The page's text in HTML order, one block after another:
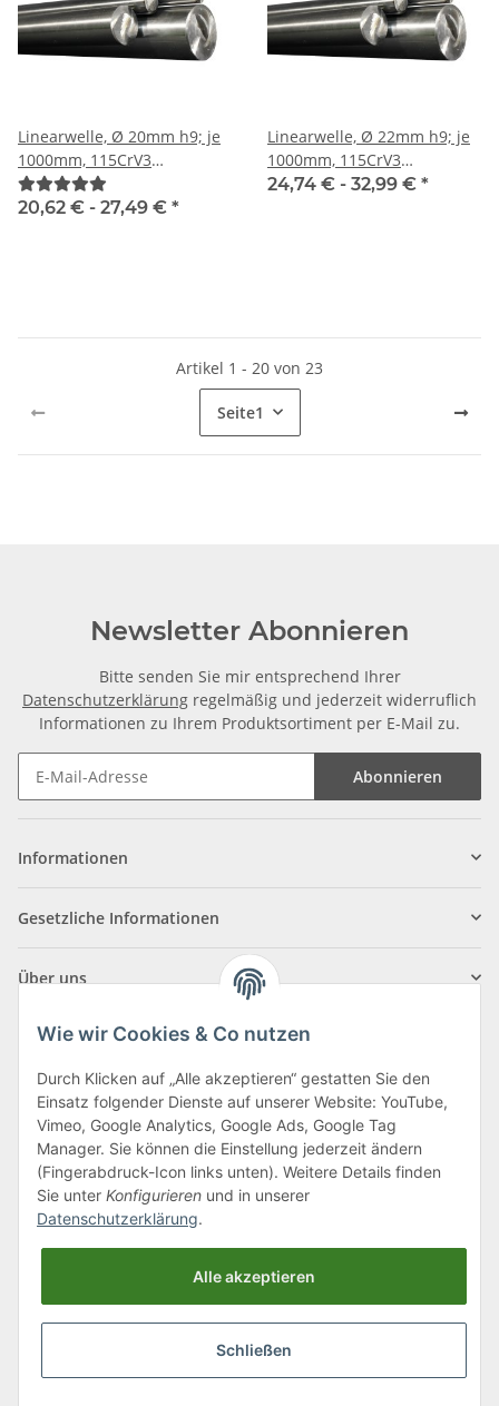
Linearwelle, Ø 20mm h9; je
1000mm, 115CrV3
geschliffen und poliert
20,62 € - 27,49 € *
Linearwelle, Ø 22mm h9; je
1000mm, 115CrV3
geschliffen und poliert
24,74 € - 32,99 € *
Artikel 1 - 20 von 23
Seite1
Newsletter Abonnieren
Bitte senden Sie mir entsprechend Ihrer
Datenschutzerklärung regelmäßig und jederzeit widerruflich
Informationen zu Ihrem Produktsortiment per E-Mail zu.
Abonnieren
Informationen
Gesetzliche Informationen
Über uns
Klagenfurter Straße 29
9556 Liebenfels
Montag bis Donnerstag: 8:00 bis 16:30 Uhr
Freitag: 8:00 bis 12:00 Uhr
Tel.:0043 (0) 4262 50900
office@cncshop.at
Wie wir Cookies & Co nutzen
Durch Klicken auf „Alle akzeptieren“ gestatten Sie den
Einsatz folgender Dienste auf unserer Website: YouTube,
Vimeo, Google Analytics, Google Ads, Google Tag
Manager. Sie können die Einstellung jederzeit ändern
(Fingerabdruck-Icon links unten). Weitere Details finden
Sie unter Konfigurieren und in unserer
Datenschutzerklärung.
Alle akzeptieren
Schließen